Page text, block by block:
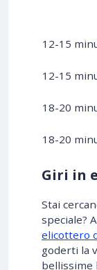
12-15
12-15
18-20
18-20
Giri in
Stai
speciale?
elicottero
goderti la
bellissime